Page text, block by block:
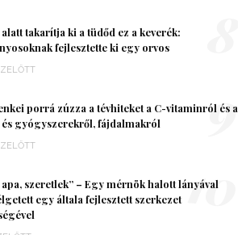
alatt takarítja ki a tüdőd ez a keverék:
fejlesztette ki egy orvos
porrá zúzza a tévhiteket a C-vitaminról és a
gyógyszerekről, fájdalmakról
9
apa, szeretlek” – Egy mérnök halott lányával
egy általa fejlesztett szerkezet 10